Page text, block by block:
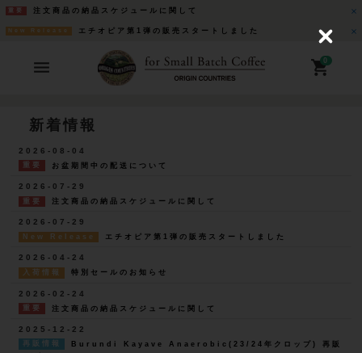
注文商品の納品スケジュールに関して
New Release エチオピア第1弾の販売スタートしました
0
新着情報
2026-08-04
重要 お盆期間中の配送について
2026-07-29
重要 注文商品の納品スケジュールに関して
2026-07-29
New Release エチオピア第1弾の販売スタートしました
2026-04-24
入荷情報 特別セールのお知らせ
2026-02-24
重要 注文商品の納品スケジュールに関して
2025-12-22
再販情報
Burundi Kayave Anaerobic(23/24年クロップ) 再販
C
o
s
e